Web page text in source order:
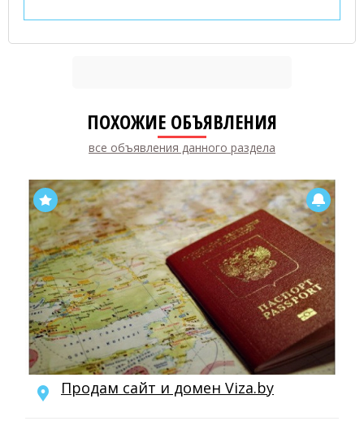
ПОХОЖИЕ ОБЪЯВЛЕНИЯ
все объявления данного раздела
Продам сайт и домен Viza.by